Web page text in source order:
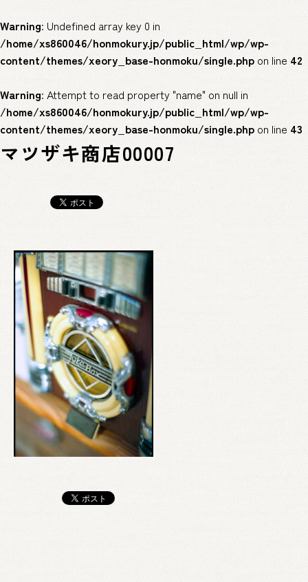
Warning: Undefined array key 0 in
/home/xs860046/honmokury.jp/public_html/wp/wp-
content/themes/xeory_base-honmoku/single.php on line 42
Warning: Attempt to read property "name" on null in
/home/xs860046/honmokury.jp/public_html/wp/wp-
content/themes/xeory_base-honmoku/single.php on line 43
マツザキ商店00007